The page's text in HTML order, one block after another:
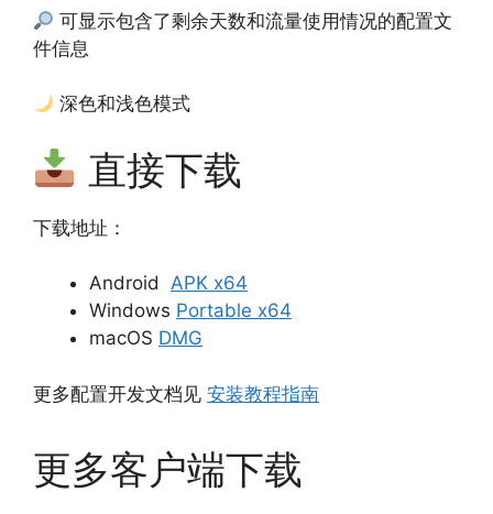
可显示包含了剩余天数和流量使用情况的配置文
件信息
深色和浅色模式
直接下载
下载地址：
Android APK x64
Windows Portable x64
macOS DMG
更多配置开发文档见 安装教程指南
更多客户端下载